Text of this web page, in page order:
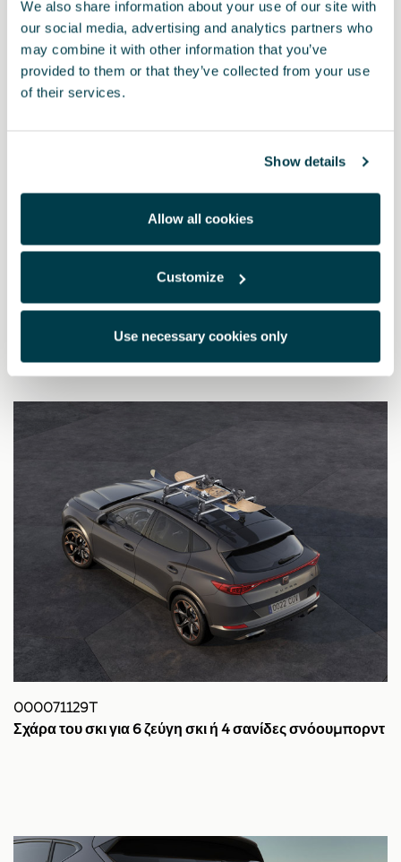
We also share information about your use of our site with
our social media, advertising and analytics partners who
may combine it with other information that you’ve
provided to them or that they’ve collected from your use
of their services.
Show details
Allow all cookies
Customize
Use necessary cookies only
000071129T
Σχάρα του σκι για 6 ζεύγη σκι ή 4 σανίδες σνόουμπορντ